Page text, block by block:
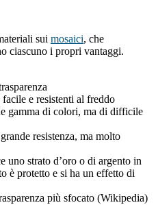
sui mosaici, che
ciascuno i propri vantaggi.
e resistenti al freddo
gamma di colori, ma di difficile
resistenza, ma molto
uno strato d’oro o di argento in
è protetto e si ha un effetto di
più sfocato (Wikipedia)